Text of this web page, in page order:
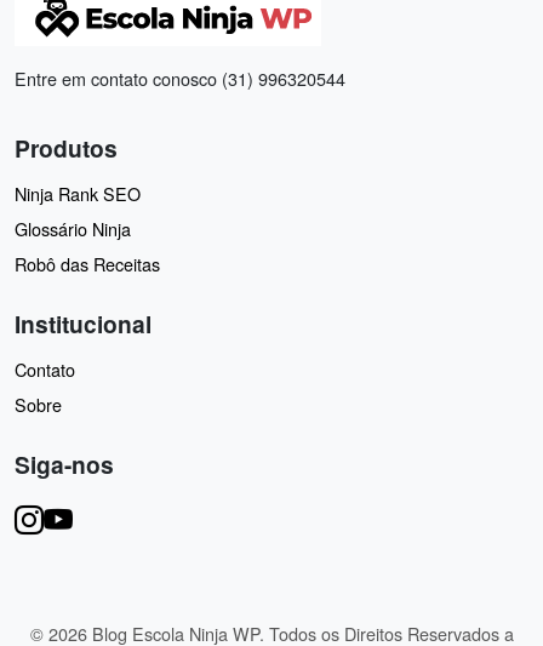
Entre em contato conosco (31) 996320544
Produtos
Ninja Rank SEO
Glossário Ninja
Robô das Receitas
Institucional
Contato
Sobre
Siga-nos
© 2026 Blog Escola Ninja WP. Todos os Direitos Reservados a